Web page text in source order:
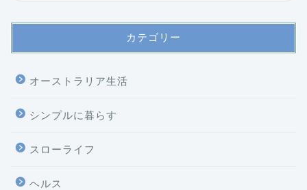
カテゴリー
オーストラリア生活
シンプルに暮らす
スローライフ
ヘルス